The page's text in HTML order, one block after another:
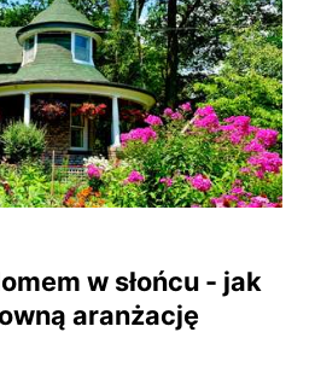
w słońcu - jak
aranżację